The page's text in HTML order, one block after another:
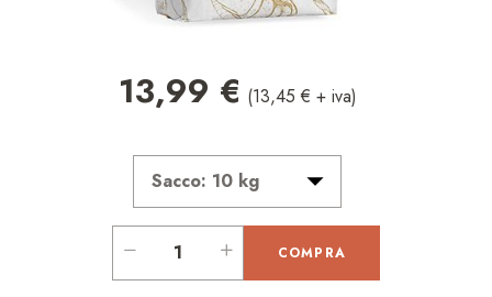
13,99 € (13,45 € + iva)
COMPRA